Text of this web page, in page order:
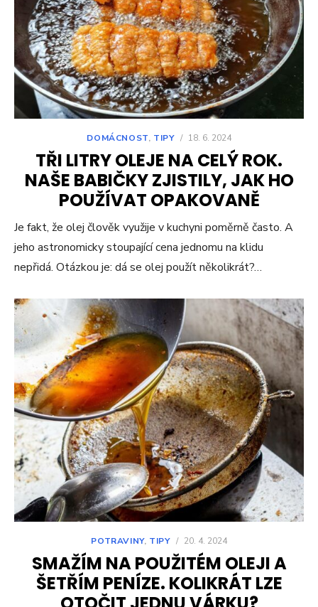
DOMÁCNOST, TIPY / 18. 6. 2024
TŘI LITRY OLEJE NA CELÝ ROK.
NAŠE BABIČKY ZJISTILY, JAK HO
POUŽÍVAT OPAKOVANĚ
Je fakt, že olej člověk využije v kuchyni poměrně často. A
jeho astronomicky stoupající cena jednomu na klidu
nepřidá. Otázkou je: dá se olej použít několikrát?…
POTRAVINY, TIPY / 20. 4. 2024
SMAŽÍM NA POUŽITÉM OLEJI A
ŠETŘÍM PENÍZE. KOLIKRÁT LZE